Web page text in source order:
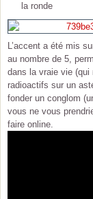
la ronde
L’accent a été mis
au nombre de 5,
dans la vraie vie (qui
radioactifs sur un
fonder un conglom
vous ne vous
faire online.